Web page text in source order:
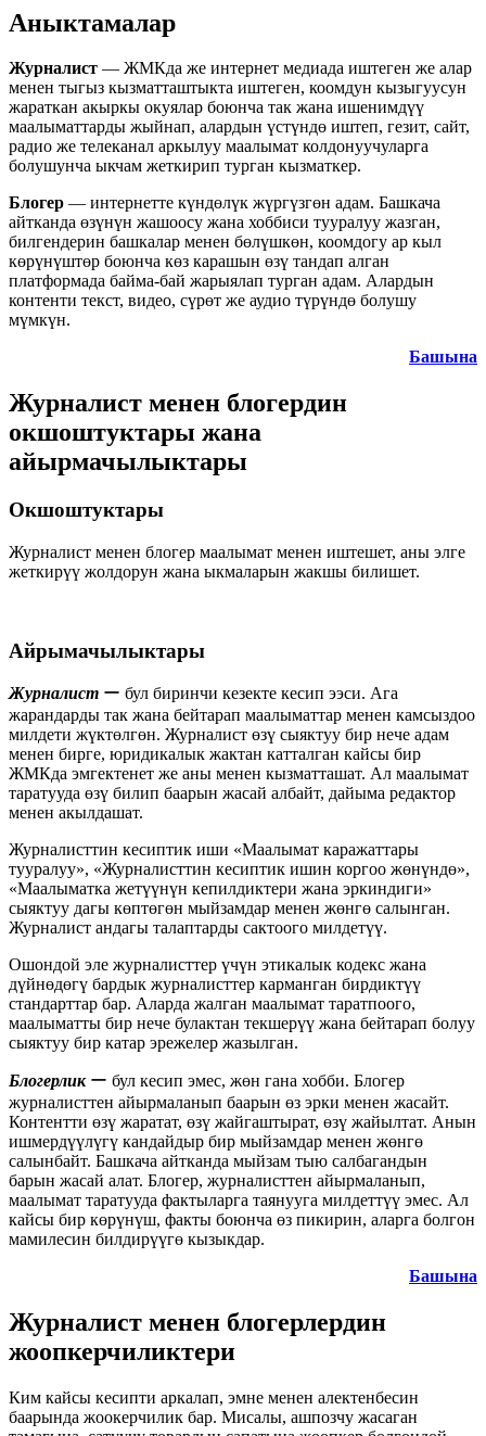
Аныктамалар
Журналист — ЖМКда же интернет медиада иштеген же алар
менен тыгыз кызматташтыкта иштеген, коомдун кызыгуусун
жараткан акыркы окуялар боюнча так жана ишенимдүү
маалыматтарды жыйнап, алардын үстүндө иштеп, гезит, сайт,
радио же телеканал аркылуу маалымат колдонуучуларга
болушунча ыкчам жеткирип турган кызматкер.
Блогер — интернетте күндөлүк жүргүзгөн адам. Башкача
айтканда өзүнүн жашоосу жана хоббиси тууралуу жазган,
билгендерин башкалар менен бөлүшкөн, коомдогу ар кыл
көрүнүштөр боюнча көз карашын өзү тандап алган
платформада байма-бай жарыялап турган адам. Алардын
контенти текст, видео, сүрөт же аудио түрүндө болушу
мүмкүн.
Башына
Журналист менен блогердин
окшоштуктары жана
айырмачылыктары
Окшоштуктары
Журналист менен блогер маалымат менен иштешет, аны элге
жеткирүү жолдорун жана ыкмаларын жакшы билишет.
Айрымачылыктары
Журналист ー бул биринчи кезекте кесип ээси. Ага
жарандарды так жана бейтарап маалыматтар менен камсыздоо
милдети жүктөлгөн. Журналист өзү сыяктуу бир нече адам
менен бирге, юридикалык жактан катталган кайсы бир
ЖМКда эмгектенет же аны менен кызматташат. Ал маалымат
таратууда өзү билип баарын жасай албайт, дайыма редактор
менен акылдашат.
Журналисттин кесиптик иши «Маалымат каражаттары
тууралуу», «Журналисттин кесиптик ишин коргоо жөнүндө»,
«Маалыматка жетүүнүн кепилдиктери жана эркиндиги»
сыяктуу дагы көптөгөн мыйзамдар менен жөнгө салынган.
Журналист андагы талаптарды сактоого милдетүү.
Ошондой эле журналисттер үчүн этикалык кодекс жана
дүйнөдөгү бардык журналисттер карманган бирдиктүү
стандарттар бар. Аларда жалган маалымат таратпоого,
маалыматты бир нече булактан текшерүү жана бейтарап болуу
сыяктуу бир катар эрежелер жазылган.
Блогерлик ー бул кесип эмес, жөн гана хобби. Блогер
журналисттен айырмаланып баарын өз эрки менен жасайт.
Контентти өзү жаратат, өзү жайгаштырат, өзү жайылтат. Анын
ишмердүүлүгү кандайдыр бир мыйзамдар менен жөнгө
салынбайт. Башкача айтканда мыйзам тыю салбагандын
барын жасай алат. Блогер, журналисттен айырмаланып,
маалымат таратууда фактыларга таянууга милдеттүү эмес. Ал
кайсы бир көрүнүш, факты боюнча өз пикирин, аларга болгон
мамилесин билдирүүгө кызыкдар.
Башына
Журналист менен блогерлердин
жоопкерчиликтери
Ким кайсы кесипти аркалап, эмне менен алектенбесин
баарында жоокерчилик бар. Мисалы, ашпозчу жасаган